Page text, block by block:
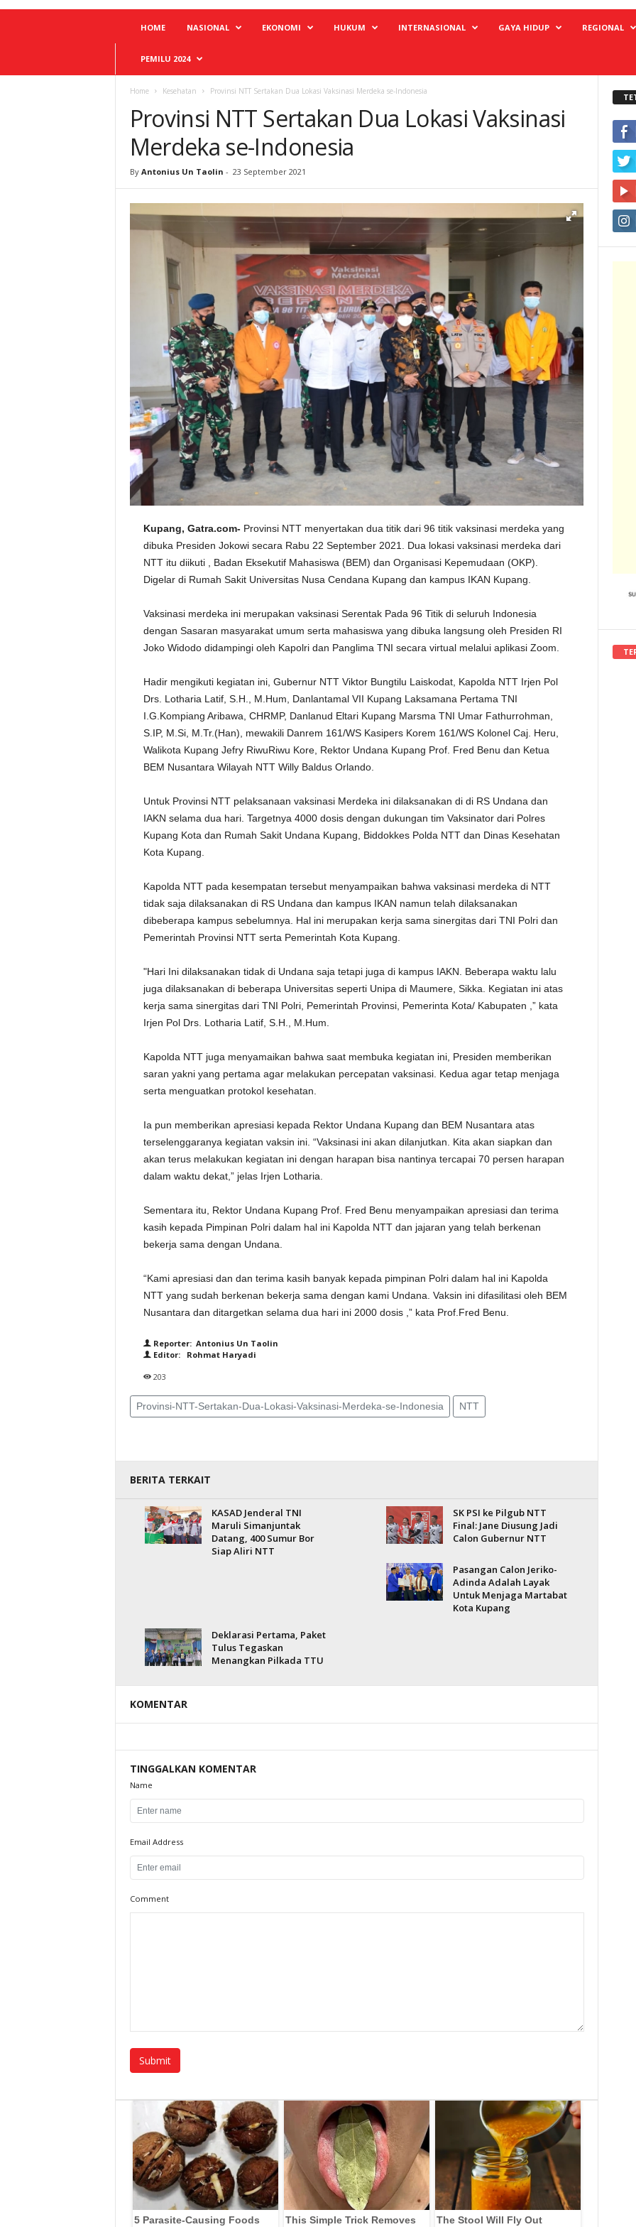
HOME NASIONAL EKONOMI HUKUM INTERNASIONAL GAYA HIDUP REGIONAL
PEMILU 2024
Home Kesehatan Provinsi NTT Sertakan Dua Lokasi Vaksinasi Merdeka se-Indonesia
Provinsi NTT Sertakan Dua Lokasi Vaksinasi
Merdeka se-Indonesia
By Antonius Un Taolin - 23 September 2021
Kupang, Gatra.com- Provinsi NTT menyertakan dua titik dari 96 titik vaksinasi merdeka yang
dibuka Presiden Jokowi secara Rabu 22 September 2021. Dua lokasi vaksinasi merdeka dari
NTT itu diikuti , Badan Eksekutif Mahasiswa (BEM) dan Organisasi Kepemudaan (OKP).
Digelar di Rumah Sakit Universitas Nusa Cendana Kupang dan kampus IKAN Kupang.
Vaksinasi merdeka ini merupakan vaksinasi Serentak Pada 96 Titik di seluruh Indonesia
dengan Sasaran masyarakat umum serta mahasiswa yang dibuka langsung oleh Presiden RI
Joko Widodo didampingi oleh Kapolri dan Panglima TNI secara virtual melalui aplikasi Zoom.
Hadir mengikuti kegiatan ini, Gubernur NTT Viktor Bungtilu Laiskodat, Kapolda NTT Irjen Pol
Drs. Lotharia Latif, S.H., M.Hum, Danlantamal VII Kupang Laksamana Pertama TNI
I.G.Kompiang Aribawa, CHRMP, Danlanud Eltari Kupang Marsma TNI Umar Fathurrohman,
S.IP, M.Si, M.Tr.(Han), mewakili Danrem 161/WS Kasipers Korem 161/WS Kolonel Caj. Heru,
Walikota Kupang Jefry RiwuRiwu Kore, Rektor Undana Kupang Prof. Fred Benu dan Ketua
BEM Nusantara Wilayah NTT Willy Baldus Orlando.
Untuk Provinsi NTT pelaksanaan vaksinasi Merdeka ini dilaksanakan di di RS Undana dan
IAKN selama dua hari. Targetnya 4000 dosis dengan dukungan tim Vaksinator dari Polres
Kupang Kota dan Rumah Sakit Undana Kupang, Biddokkes Polda NTT dan Dinas Kesehatan
Kota Kupang.
Kapolda NTT pada kesempatan tersebut menyampaikan bahwa vaksinasi merdeka di NTT
tidak saja dilaksanakan di RS Undana dan kampus IKAN namun telah dilaksanakan
dibeberapa kampus sebelumnya. Hal ini merupakan kerja sama sinergitas dari TNI Polri dan
Pemerintah Provinsi NTT serta Pemerintah Kota Kupang.
"Hari Ini dilaksanakan tidak di Undana saja tetapi juga di kampus IAKN. Beberapa waktu lalu
juga dilaksanakan di beberapa Universitas seperti Unipa di Maumere, Sikka. Kegiatan ini atas
kerja sama sinergitas dari TNI Polri, Pemerintah Provinsi, Pemerinta Kota/ Kabupaten ,” kata
Irjen Pol Drs. Lotharia Latif, S.H., M.Hum.
Kapolda NTT juga menyamaikan bahwa saat membuka kegiatan ini, Presiden memberikan
saran yakni yang pertama agar melakukan percepatan vaksinasi. Kedua agar tetap menjaga
serta menguatkan protokol kesehatan.
Ia pun memberikan apresiasi kepada Rektor Undana Kupang dan BEM Nusantara atas
terselenggaranya kegiatan vaksin ini. “Vaksinasi ini akan dilanjutkan. Kita akan siapkan dan
akan terus melakukan kegiatan ini dengan harapan bisa nantinya tercapai 70 persen harapan
dalam waktu dekat,” jelas Irjen Lotharia.
Sementara itu, Rektor Undana Kupang Prof. Fred Benu menyampaikan apresiasi dan terima
kasih kepada Pimpinan Polri dalam hal ini Kapolda NTT dan jajaran yang telah berkenan
bekerja sama dengan Undana.
“Kami apresiasi dan dan terima kasih banyak kepada pimpinan Polri dalam hal ini Kapolda
NTT yang sudah berkenan bekerja sama dengan kami Undana. Vaksin ini difasilitasi oleh BEM
Nusantara dan ditargetkan selama dua hari ini 2000 dosis ,” kata Prof.Fred Benu.
Reporter: Antonius Un Taolin
Editor: Rohmat Haryadi
203
Provinsi-NTT-Sertakan-Dua-Lokasi-Vaksinasi-Merdeka-se-Indonesia NTT
BERITA TERKAIT
KASAD Jenderal TNI
Maruli Simanjuntak
Datang, 400 Sumur Bor
Siap Aliri NTT
SK PSI ke Pilgub NTT
Final: Jane Diusung Jadi
Calon Gubernur NTT
Pasangan Calon Jeriko-
Adinda Adalah Layak
Untuk Menjaga Martabat
Kota Kupang
Deklarasi Pertama, Paket
Tulus Tegaskan
Menangkan Pilkada TTU
KOMENTAR
TINGGALKAN KOMENTAR
Name
Email Address
Comment
5 Parasite-Causing Foods
This Simple Trick Removes
The Stool Will Fly Out